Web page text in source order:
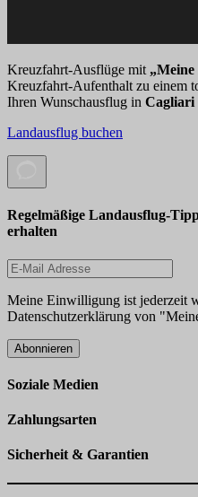
Kreuzfahrt-Ausflüge mit
Kreuzfahrt-Aufenthalt zu einem
Ihren Wunschausflug in Cagliari
Landausflug buchen
Regelmäßige Landausflug-
erhalten
Meine Einwilligung ist jederzeit
Datenschutzerklärung von
Abonnieren
Soziale Medien
Zahlungsarten
Sicherheit & Garantien